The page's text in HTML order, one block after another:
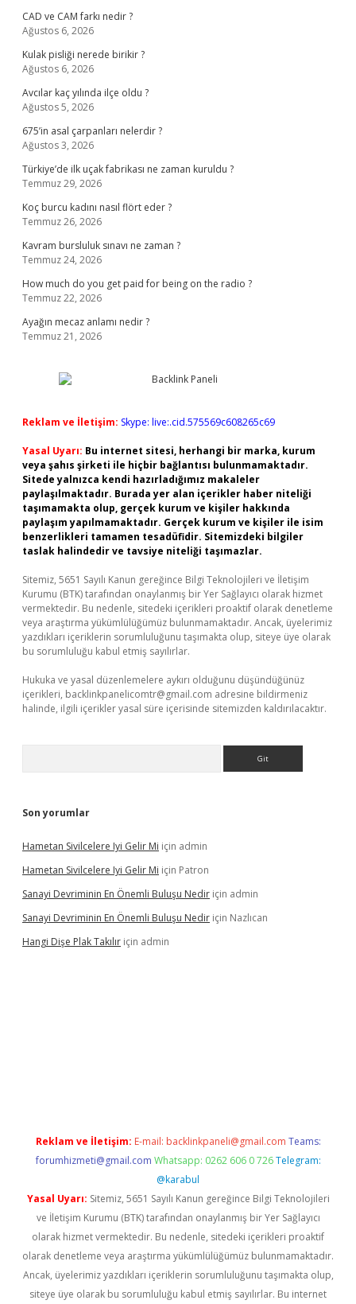
CAD ve CAM farkı nedir ?
Ağustos 6, 2026
Kulak pisliği nerede birikir ?
Ağustos 6, 2026
Avcılar kaç yılında ilçe oldu ?
Ağustos 5, 2026
675’in asal çarpanları nelerdir ?
Ağustos 3, 2026
Türkiye’de ilk uçak fabrikası ne zaman kuruldu ?
Temmuz 29, 2026
Koç burcu kadını nasıl flört eder ?
Temmuz 26, 2026
Kavram bursluluk sınavı ne zaman ?
Temmuz 24, 2026
How much do you get paid for being on the radio ?
Temmuz 22, 2026
Ayağın mecaz anlamı nedir ?
Temmuz 21, 2026
Reklam ve İletişim: Skype: live:.cid.575569c608265c69
Yasal Uyarı: Bu internet sitesi, herhangi bir marka, kurum
veya şahıs şirketi ile hiçbir bağlantısı bulunmamaktadır.
Sitede yalnızca kendi hazırladığımız makaleler
paylaşılmaktadır. Burada yer alan içerikler haber niteliği
taşımamakta olup, gerçek kurum ve kişiler hakkında
paylaşım yapılmamaktadır. Gerçek kurum ve kişiler ile isim
benzerlikleri tamamen tesadüfidir. Sitemizdeki bilgiler
taslak halindedir ve tavsiye niteliği taşımazlar.
Sitemiz, 5651 Sayılı Kanun gereğince Bilgi Teknolojileri ve İletişim
Kurumu (BTK) tarafından onaylanmış bir Yer Sağlayıcı olarak hizmet
vermektedir. Bu nedenle, sitedeki içerikleri proaktif olarak denetleme
veya araştırma yükümlülüğümüz bulunmamaktadır. Ancak, üyelerimiz
yazdıkları içeriklerin sorumluluğunu taşımakta olup, siteye üye olarak
bu sorumluluğu kabul etmiş sayılırlar.
Hukuka ve yasal düzenlemelere aykırı olduğunu düşündüğünüz
içerikleri, backlinkpanelicomtr@gmail.com adresine bildirmeniz
halinde, ilgili içerikler yasal süre içerisinde sitemizden kaldırılacaktır.
Son yorumlar
Hametan Sivilcelere Iyi Gelir Mi için admin
Hametan Sivilcelere Iyi Gelir Mi için Patron
Sanayi Devriminin En Önemli Buluşu Nedir için admin
Sanayi Devriminin En Önemli Buluşu Nedir için Nazlıcan
Hangi Dişe Plak Takılır için admin
Reklam ve İletişim: E-mail: backlinkpaneli@gmail.com Teams:
forumhizmeti@gmail.com Whatsapp: 0262 606 0 726 Telegram:
@karabul
Yasal Uyarı: Sitemiz, 5651 Sayılı Kanun gereğince Bilgi Teknolojileri
ve İletişim Kurumu (BTK) tarafından onaylanmış bir Yer Sağlayıcı
olarak hizmet vermektedir. Bu nedenle, sitedeki içerikleri proaktif
olarak denetleme veya araştırma yükümlülüğümüz bulunmamaktadır.
Ancak, üyelerimiz yazdıkları içeriklerin sorumluluğunu taşımakta olup,
siteye üye olarak bu sorumluluğu kabul etmiş sayılırlar. Bu internet